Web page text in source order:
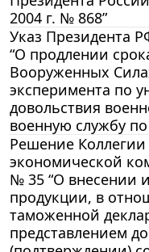
2004 г. № 868”
Указ Президента
“О продлении
Вооруженных
эксперимента по
довольствия
военную службу
Решение Коллегии
экономической
№ 35 “О внесении
продукции, в
таможенной
представлением